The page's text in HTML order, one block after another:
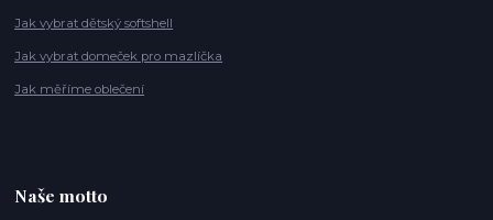
Jak vybrat dětský softshell
Jak vybrat domeček pro mazlíčka
Jak měříme oblečení
Naše motto